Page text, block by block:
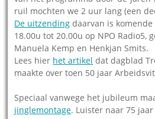
ruil mochten we 2 uur lang (een
De uitzending daarvan is
18.00u tot 20.00u op NPO Radio5,
Manuela Kemp en Henkjan Smits.
Lees hier het artikel dat dagblad
maakte over toen 50 jaar
Speciaal vanwege het jubileum
jinglemontage. Luister naar 75